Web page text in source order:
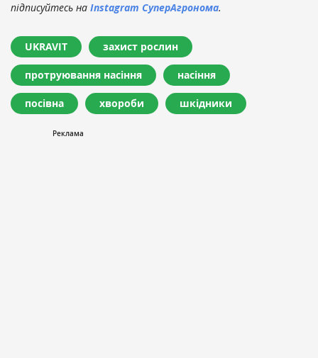
підписуйтесь на Instagram СуперАгронома.
UKRAVIT захист рослин
протруювання насіння насіння
посівна хвороби шкідники